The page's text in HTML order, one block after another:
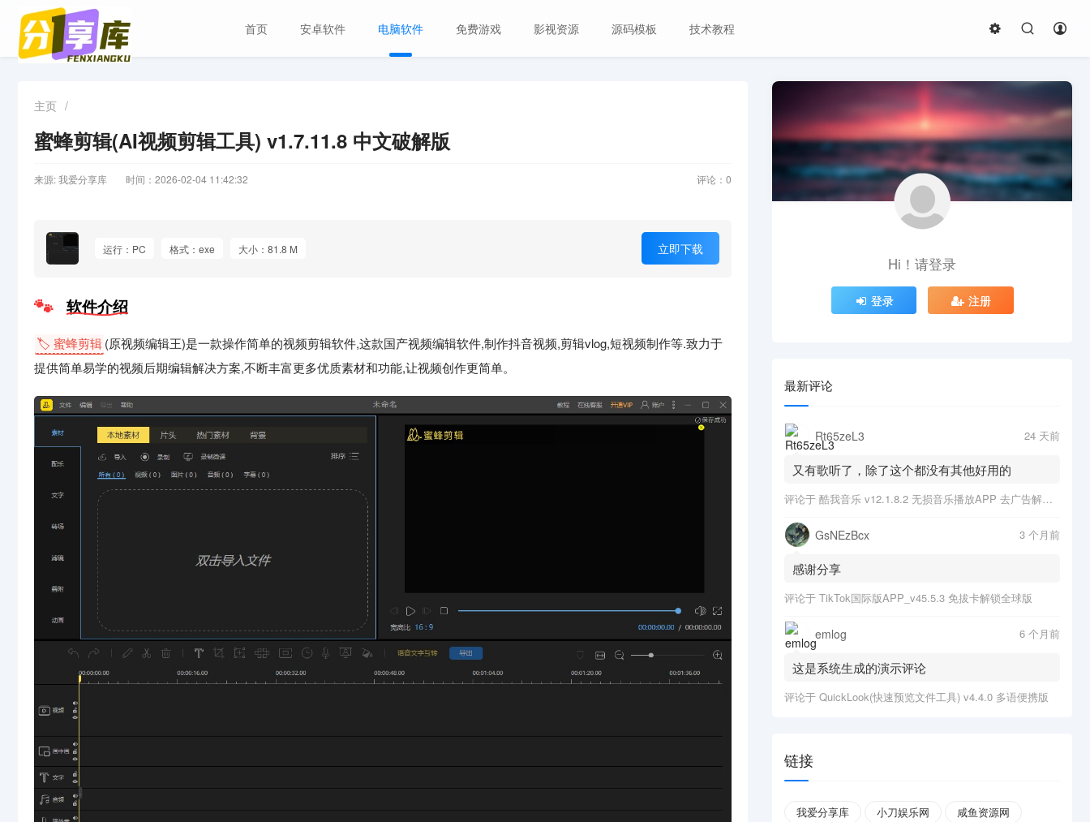
首页 安卓软件 电脑软件 免费游戏 影视资源 源码模板 技术教程
主页 /
蜜蜂剪辑(AI视频剪辑工具) v1.7.11.8 中文破解版
来源: 我爱分享库 时间：2026-02-04 11:42:32 评论： 0
运行：PC 格式：exe 大小：81.8 M 立即下载
软件介绍
🏷️ 蜜蜂剪辑(原视频编辑王)是一款操作简单的视频剪辑软件,这款国产视频编辑软件,制作抖音视频,剪辑vlog,短视频制作等.致力于
提供简单易学的视频后期编辑解决方案,不断丰富更多优质素材和功能,让视频创作更简单。
Hi！请登录
登录 注册
最新评论
Rt65zeL3 24 天前
又有歌听了，除了这个都没有其他好用的
评论于 酷我音乐 v12.1.8.2 无损音乐播放APP 去广告解锁会员版
GsNEzBcx 3 个月前
感谢分享
评论于 TikTok国际版APP_v45.5.3 免拔卡解锁全球版
emlog 6 个月前
这是系统生成的演示评论
评论于 QuickLook(快速预览文件工具) v4.4.0 多语便携版
链接
我爱分享库 小刀娱乐网
咸鱼资源网